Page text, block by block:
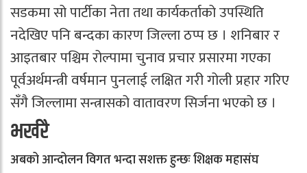
सडकमा सो पार्टीका नेता तथा कार्यकर्ताको उपस्थिति
नदेखिए पनि बन्दका कारण जिल्ला ठप्प छ । शनिबार र
आइतबार पश्चिम रोल्पामा चुनाव प्रचार प्रसारमा गएका
पूर्वअर्थमन्त्री वर्षमान पुनलाई लक्षित गरी गोली प्रहार गरिए
सँगै जिल्लामा सन्त्रासको वातावरण सिर्जना भएको छ ।
भर्खरै
अबको आन्दोलन विगत भन्दा सशक्त हुन्छः शिक्षक महासंघ